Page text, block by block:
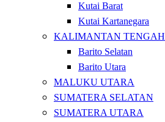
Kutai Barat
Kutai Kartanegara
KALIMANTAN TENGAH
Barito Selatan
Barito Utara
MALUKU UTARA
SUMATERA SELATAN
SUMATERA UTARA